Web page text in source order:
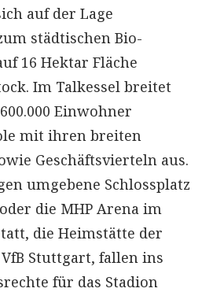
auf der Lage
städtischen Bio-
16 Hektar Fläche
Im Talkessel breitet
Einwohner
mit ihren breiten
Geschäftsvierteln aus.
umgebene Schlossplatz
die MHP Arena im
die Heimstätte der
Stuttgart, fallen ins
für das Stadion